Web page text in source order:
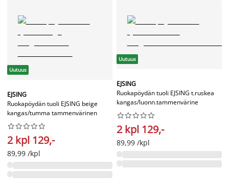
Uutuus
EJSING
Ruokapöydän tuoli EJSING beige
kangas/tumma tammenvärinen






2 kpl 129,-
89,99 /kpl
Uutuus
EJSING
Ruokapöydän tuoli EJSING t.ruskea
kangas/luonn.tammenvärine






2 kpl 129,-
89,99 /kpl